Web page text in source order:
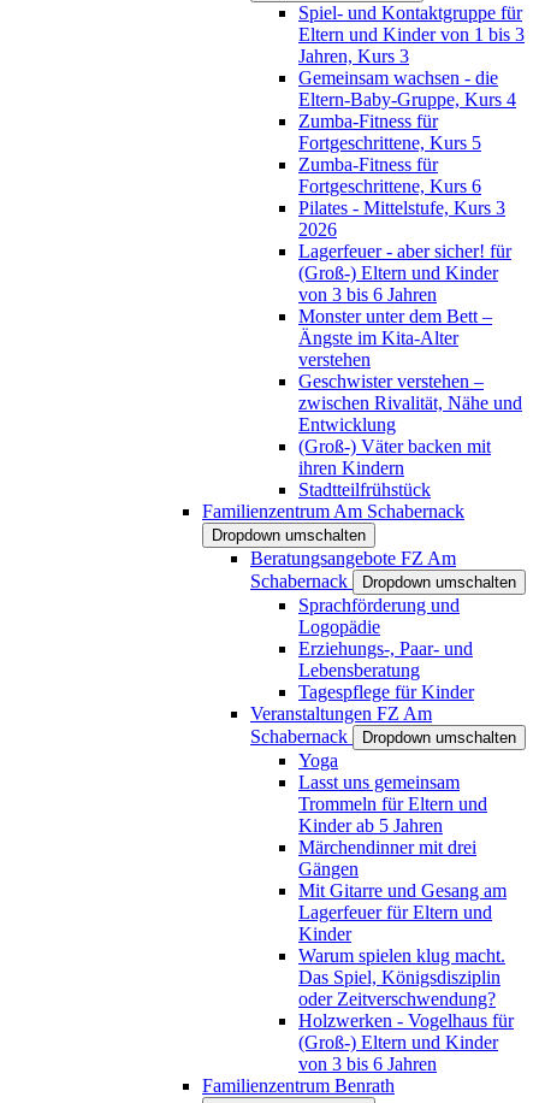
Spiel- und Kontaktgruppe für
Eltern und Kinder von 1 bis 3
Jahren, Kurs 3
Gemeinsam wachsen - die
Eltern-Baby-Gruppe, Kurs 4
Zumba-Fitness für
Fortgeschrittene, Kurs 5
Zumba-Fitness für
Fortgeschrittene, Kurs 6
Pilates - Mittelstufe, Kurs 3
2026
Lagerfeuer - aber sicher! für
(Groß-) Eltern und Kinder
von 3 bis 6 Jahren
Monster unter dem Bett –
Ängste im Kita-Alter
verstehen
Geschwister verstehen –
zwischen Rivalität, Nähe und
Entwicklung
(Groß-) Väter backen mit
ihren Kindern
Stadtteilfrühstück
Familienzentrum Am Schabernack
Dropdown umschalten
Beratungsangebote FZ Am
Schabernack
Dropdown umschalten
Sprachförderung und
Logopädie
Erziehungs-, Paar- und
Lebensberatung
Tagespflege für Kinder
Veranstaltungen FZ Am
Schabernack
Dropdown umschalten
Yoga
Lasst uns gemeinsam
Trommeln für Eltern und
Kinder ab 5 Jahren
Märchendinner mit drei
Gängen
Mit Gitarre und Gesang am
Lagerfeuer für Eltern und
Kinder
Warum spielen klug macht.
Das Spiel, Königsdisziplin
oder Zeitverschwendung?
Holzwerken - Vogelhaus für
(Groß-) Eltern und Kinder
von 3 bis 6 Jahren
Familienzentrum Benrath